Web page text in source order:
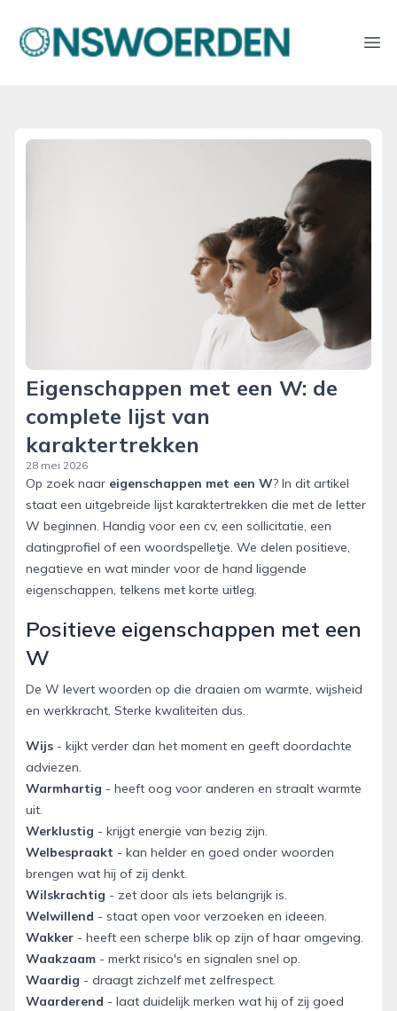
onswoerden.nl
Eigenschappen met een W: de
complete lijst van
karaktertrekken
28 mei 2026
Op zoek naar eigenschappen met een W? In dit artikel
staat een uitgebreide lijst karaktertrekken die met de letter
W beginnen. Handig voor een cv, een sollicitatie, een
datingprofiel of een woordspelletje. We delen positieve,
negatieve en wat minder voor de hand liggende
eigenschappen, telkens met korte uitleg.
Positieve eigenschappen met een
W
De W levert woorden op die draaien om warmte, wijsheid
en werkkracht. Sterke kwaliteiten dus.
Wijs - kijkt verder dan het moment en geeft doordachte
adviezen.
Warmhartig - heeft oog voor anderen en straalt warmte
uit.
Werklustig - krijgt energie van bezig zijn.
Welbespraakt - kan helder en goed onder woorden
brengen wat hij of zij denkt.
Wilskrachtig - zet door als iets belangrijk is.
Welwillend - staat open voor verzoeken en ideeen.
Wakker - heeft een scherpe blik op zijn of haar omgeving.
Waakzaam - merkt risico's en signalen snel op.
Waardig - draagt zichzelf met zelfrespect.
Waarderend - laat duidelijk merken wat hij of zij goed